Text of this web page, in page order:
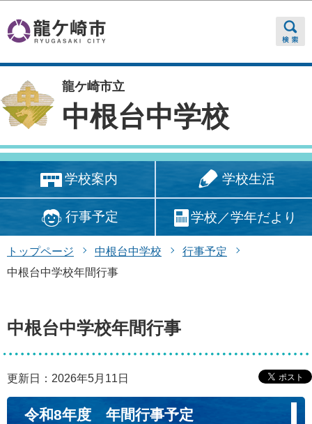
龍ケ崎市立
中根台中学校
学校案内 学校生活
行事予定 学校／学年だより
トップページ 中根台中学校
行事予定
中根台中学校年間行事
中根台中学校年間行事
更新日：2026年5月11日
令和8年度 年間行事予定